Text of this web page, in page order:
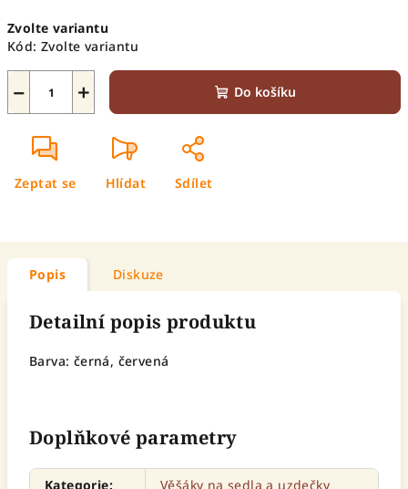
cena:
Zvolte variantu
Kód: Zvolte variantu
+
− Do košíku
Zeptat se Hlídat Sdílet
Popis Diskuze
Detailní popis produktu
Barva: černá, červená
Doplňkové parametry
Kategorie:
Věšáky na sedla a uzdečky